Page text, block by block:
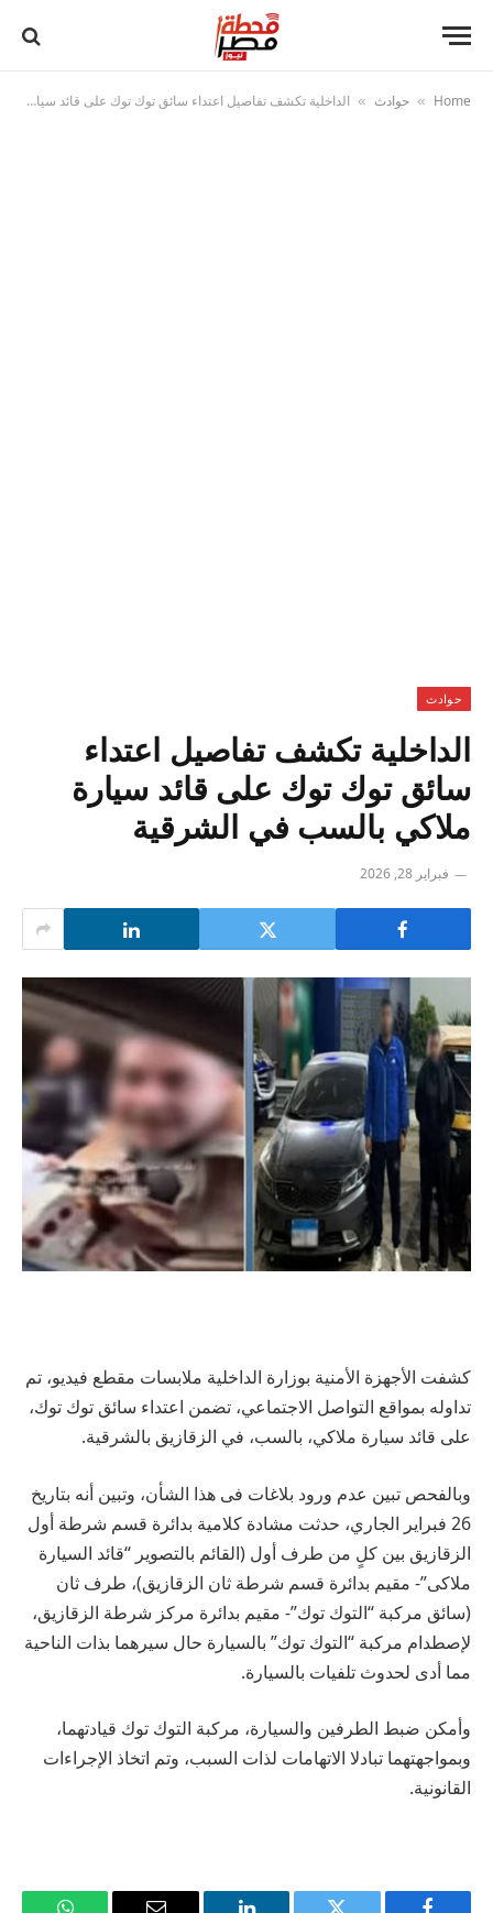
Home
» حوادث » الداخلية تكشف تفاصيل اعتداء سائق توك توك على قائد سيارة ملاكي بالسب في الشرقية
حوادث
الداخلية تكشف تفاصيل اعتداء
سائق توك توك على قائد سيارة
ملاكي بالسب في الشرقية
فبراير 28, 2026
كشفت الأجهزة الأمنية بوزارة الداخلية ملابسات مقطع فيديو، تم
تداوله بمواقع التواصل الاجتماعي، تضمن اعتداء سائق توك توك،
على قائد سيارة ملاكي، بالسب، في الزقازيق بالشرقية.
وبالفحص تبين عدم ورود بلاغات فى هذا الشأن، وتبين أنه بتاريخ
26 فبراير الجاري، حدثت مشادة كلامية بدائرة قسم شرطة أول
الزقازيق بين كلٍ من طرف أول (القائم بالتصوير “قائد السيارة
ملاكى”- مقيم بدائرة قسم شرطة ثان الزقازيق)، طرف ثان
(سائق مركبة “التوك توك”- مقيم بدائرة مركز شرطة الزقازيق،
لإصطدام مركبة “التوك توك” بالسيارة حال سيرهما بذات الناحية
مما أدى لحدوث تلفيات بالسيارة.
وأمكن ضبط الطرفين والسيارة، مركبة التوك توك قيادتهما،
وبمواجهتهما تبادلا الاتهامات لذات السبب، وتم اتخاذ الإجراءات
القانونية.